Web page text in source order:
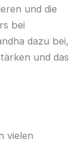
und die
bei
dazu bei,
und das
vielen